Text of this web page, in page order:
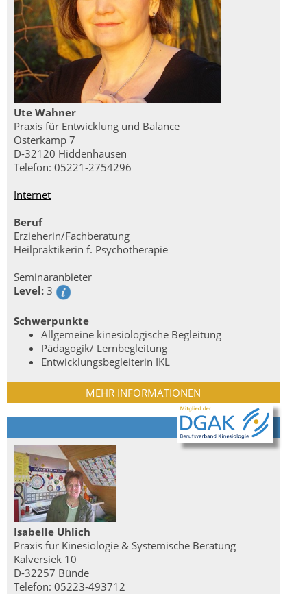
Ute Wahner
Praxis für Entwicklung und Balance
Osterkamp 7
D-32120 Hiddenhausen
Telefon: 05221-2754296
Internet
Beruf
Erzieherin/Fachberatung
Heilpraktikerin f. Psychotherapie
Seminaranbieter
Level: 3
Schwerpunkte
Allgemeine kinesiologische Begleitung
Pädagogik/ Lernbegleitung
Entwicklungsbegleiterin IKL
MEHR INFORMATIONEN
Isabelle Uhlich
Praxis für Kinesiologie & Systemische Beratung
Kalversiek 10
D-32257 Bünde
Telefon: 05223-493712